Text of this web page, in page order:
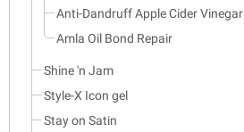
Anti-Dandruff Apple Cider Vinegar
Amla Oil Bond Repair
Shine 'n Jam
Style-X Icon gel
Stay on Satin